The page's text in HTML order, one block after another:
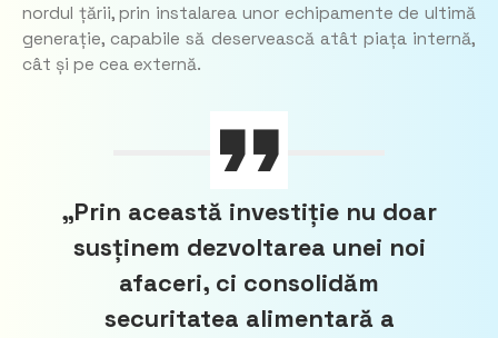
nordul țării, prin instalarea unor echipamente de ultimă
generație, capabile să deservească atât piața internă,
cât și pe cea externă.
„Prin această investiție nu doar
susținem dezvoltarea unei noi
afaceri, ci consolidăm
securitatea alimentară a